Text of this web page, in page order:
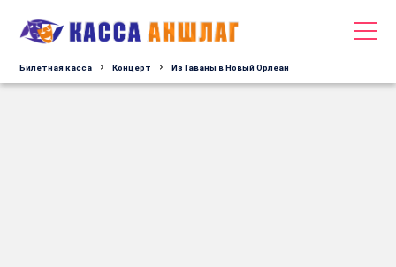
Билетная касса Концерт Из Гаваны в Новый Орлеан